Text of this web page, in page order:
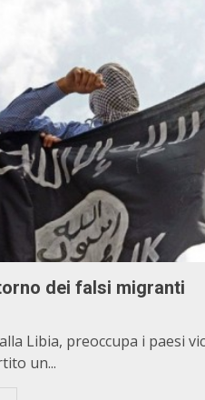
dei falsi migranti
Libia, preoccupa i paesi
un...